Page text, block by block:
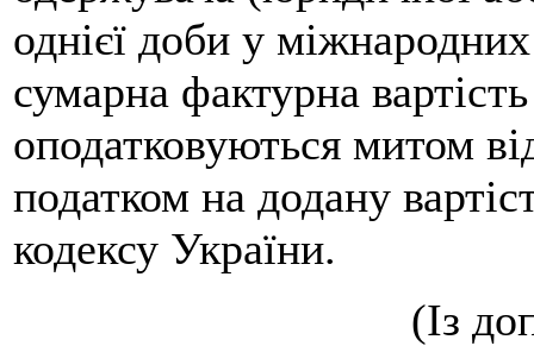
однієї доби у
сумарна фактурна
оподатковуються митом
податком на додану
кодексу України.
(Із